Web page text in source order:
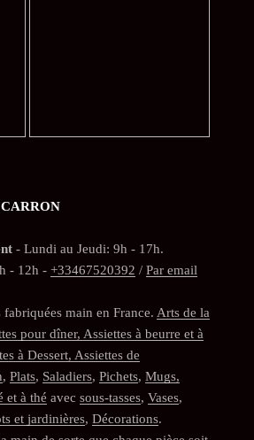
- Lundi au Jeudi: 9h - 17h.
- 12h - +33467520392 / Par email
fabriquées main en France. Arts de la
pour dîner, Assiettes à beurre et à
à Dessert, Assiettes de
, Plats, Saladiers, Pichets, Mugs,
et à thé avec sous-tasses, Vases,
et jardinières, Décorations.